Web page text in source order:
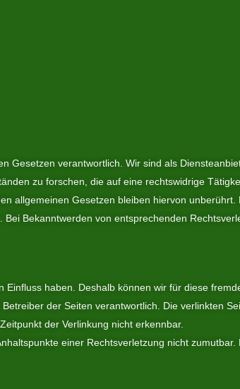
verantwortlich. Wir sind als
zu forschen, die auf eine rechtswidrige
allgemeinen Gesetzen bleiben hiervon unberührt.
Bekanntwerden von entsprechenden
haben. Deshalb können wir für diese
der Seiten verantwortlich. Die verlinkten
der Verlinkung nicht erkennbar.
einer Rechtsverletzung nicht zumutbar.